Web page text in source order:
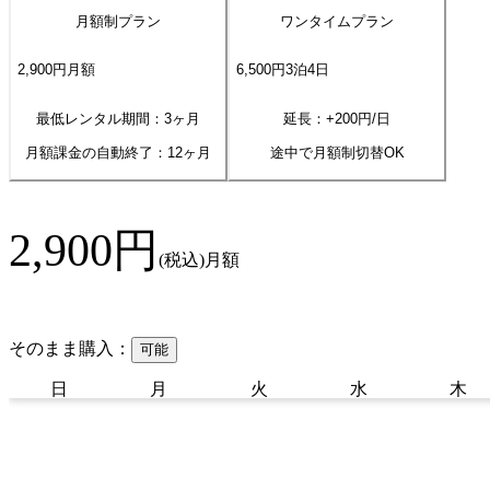
月額制プラン
2,900円 月額
最低レンタル期間：3ヶ月
月額課金の自動終了： 12ヶ月
ワンタイムプラン
6,500円3泊4 日
延長：+200円/日
途中で月額制切替OK
2,900円 (税込)月額
そのまま購入： 可能
日 月 火 水 木